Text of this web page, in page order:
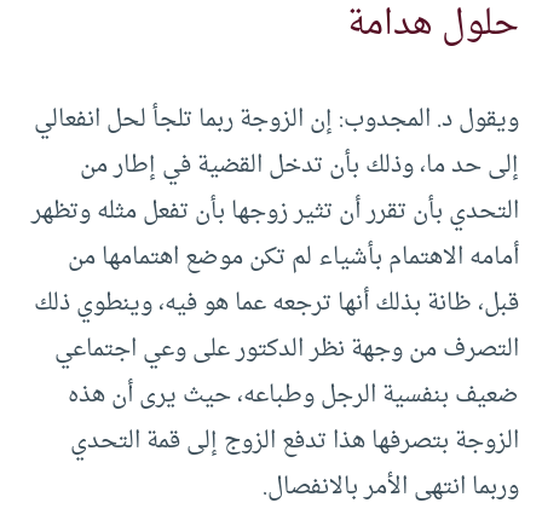
حلول هدامة
ويقول د. المجدوب: إن الزوجة ربما تلجأ لحل انفعالي
إلى حد ما، وذلك بأن تدخل القضية في إطار من
التحدي بأن تقرر أن تثير زوجها بأن تفعل مثله وتظهر
أمامه الاهتمام بأشياء لم تكن موضع اهتمامها من
قبل، ظانة بذلك أنها ترجعه عما هو فيه، وينطوي ذلك
التصرف من وجهة نظر الدكتور على وعي اجتماعي
ضعيف بنفسية الرجل وطباعه، حيث يرى أن هذه
الزوجة بتصرفها هذا تدفع الزوج إلى قمة التحدي
وربما انتهى الأمر بالانفصال.